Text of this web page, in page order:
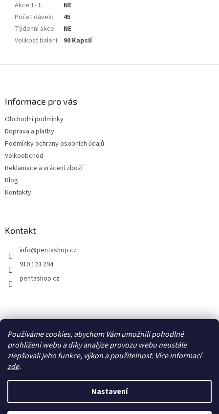
Používáme cookies, abychom Vám umožnili pohodlné
prohlížení webu a díky analýze provozu webu neustále
zlepšovali jeho funkce, výkon a použitelnost. Více informací
zde.
Nastavení
Akce 1+1:
NE
Počet dávek:
45
Týdenní akce:
NE
Velikost balení: 90 Kapslí
Informace pro vás
Obchodní podmínky
Doprava a platby
Podmínky ochrany osobních údajů
Velkoobchod
Reklamace a vrácení zboží
Blog
Kontakty
Kontakt
info@pentashop.cz
910 123 294
pentashop.cz
Vytvořil Shoptet